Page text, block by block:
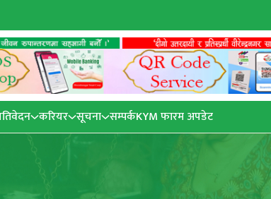
करियर सूचना सम्पर्कKYM फारम अपडेट